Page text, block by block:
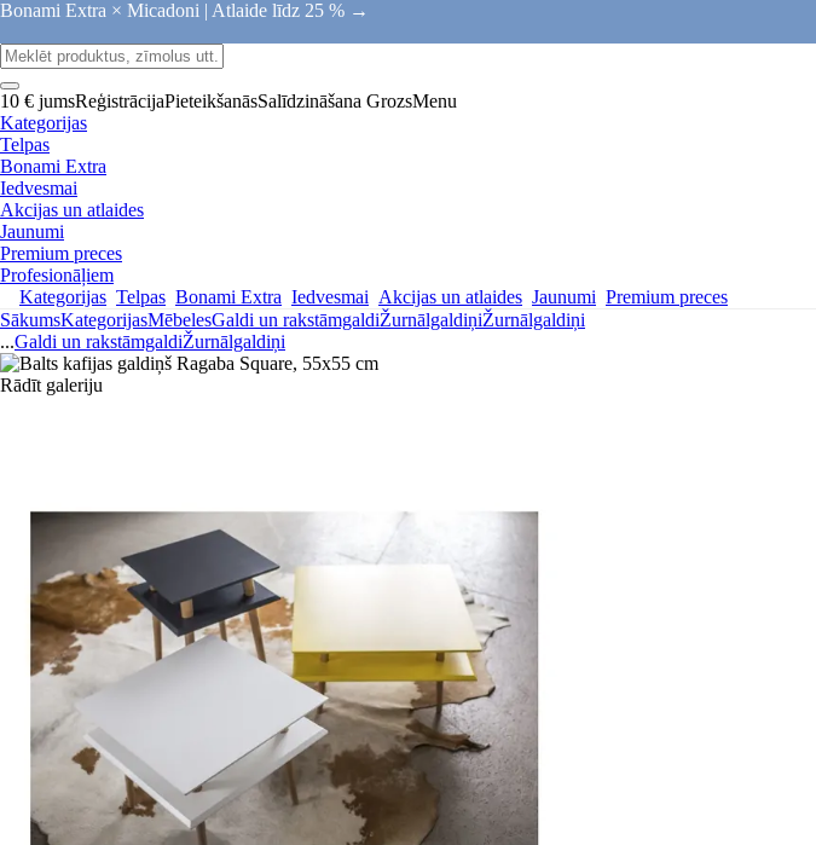
Bonami Extra × Micadoni | Atlaide līdz 25 % →
10 € jumsReģistrācijaPieteikšanāsSalīdzināšana GrozsMenu
Kategorijas
Telpas
Bonami Extra
Iedvesmai
Akcijas un atlaides
Jaunumi
Premium preces
Profesionāļiem
Kategorijas Telpas Bonami Extra Iedvesmai Akcijas un atlaides Jaunumi Premium preces
SākumsKategorijasMēbelesGaldi un rakstāmgaldiŽurnālgaldiņiŽurnālgaldiņi
...Galdi un rakstāmgaldiŽurnālgaldiņi
Rādīt galeriju